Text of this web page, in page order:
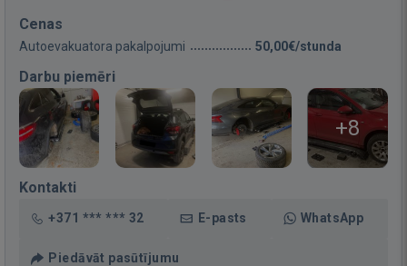
Cenas
Autoevakuatora pakalpojumi 50,00€/stunda
Darbu piemēri
+8
Kontakti
+371 *** *** 32 E-pasts WhatsApp
Piedāvāt pasūtījumu